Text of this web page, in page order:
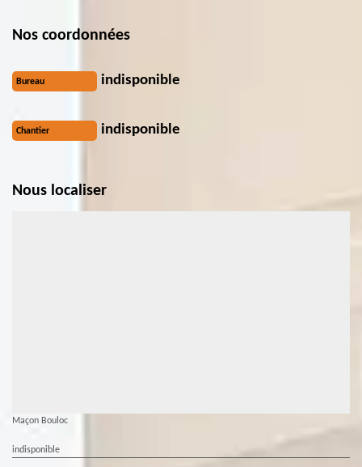
Nos coordonnées
Bureau indisponible
Chantier indisponible
Nous localiser
Maçon Bouloc
indisponible